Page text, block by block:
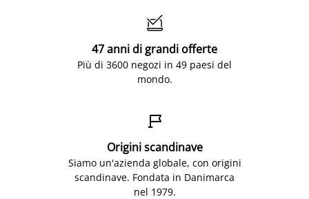

47 anni di grandi offerte
Più di 3600 negozi in 49 paesi del
mondo.

Origini scandinave
Siamo un'azienda globale, con origini
scandinave. Fondata in Danimarca
nel 1979.